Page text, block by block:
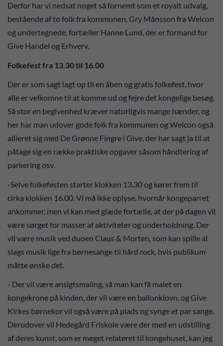
Derfor har vi nedsat noget så fornemt som et royalt udvalg,
bestående af to folk fra kommunen, Gry Månsson fra Welcon
og undertegnede, fortæller Hanne Lund, der er formand for
Give Handel og Erhverv.
Folkefest fra 13.30 til 16.00
Der er som sagt lagt op til en åben og gratis folkefest, hvor
alle er velkomne til at komme ud og fejre det kongelige besøg.
Så stor en begivenhed kræver naturligvis mange hænder, og
her har man udover gode folk fra kommunen og Welcon også
allieret sig med De Grønne Fingre i Give, der har sagt ja til at
påtage sig en række praktiske opgaver såsom håndtering af
parkering osv.
-Selve folkefesten starter klokken 13.30 og kører frem til
cirka klokken 16.00. Vi må ikke oplyse, hvornår kongeparret
ankommer, men vi kan med glæde fortælle, at der på dagen vil
være sørget for masser af aktiviteter og underholdning. Der
vil være musik ved duoen Claus & Morten, som kan spille al
slags musik lige fra børnesange til hård rock, hvis publikum
måtte ønske det.
- Der vil være ansigtsmaling, så man kan få malet en
kongekrone på kinden, der vil være en ballonklovn, og Give
Kirkes børnekor vil også være på plads og synge et par sange.
Derudover vil Hedegård Friskole være der med en udstilling
af deres kunst, som er meget relateret til kongehuset, kan jeg